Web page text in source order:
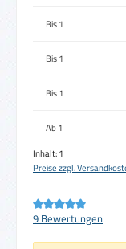
Bis1
Bis1
Bis1
Ab1
Inhalt:1
Preise zzgl.
Durchschnittliche
9 Bewertungen